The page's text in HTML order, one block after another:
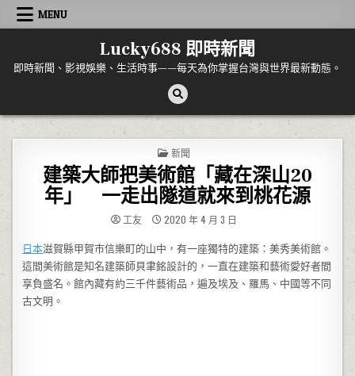
Skip to content
MENU
Lucky688 即時新聞
即時新聞、影視娛樂、生活時事——每天為你掌握台灣與世界最新動態。
POSTED IN
新聞
建築大師把美術館「藏在深山20
年」 一走出隧道就來到桃花源
工友 2020 年 4 月 3 日
日本滋賀縣甲賀市信樂町的山中，有一座獨特的建築：美秀美術館。
這間美術館是知名建築師貝聿銘設計的，一直在建築和藝術愛好者間
享負盛名。館內藏有約三千件藝術品，遍及埃及、羅馬、中國等不同
古文明。